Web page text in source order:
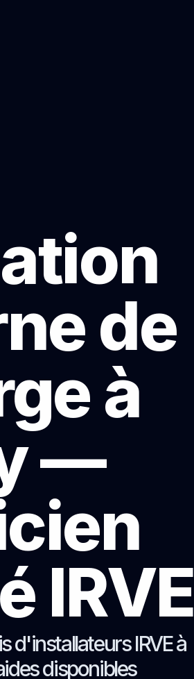
de
à
—
IRVE
d'installateurs IRVE à
disponibles